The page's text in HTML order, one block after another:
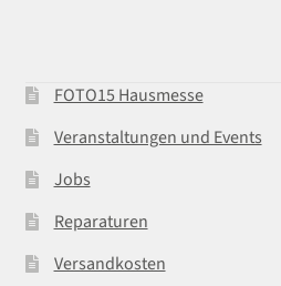
FOTO15 Hausmesse
Veranstaltungen und Events
Jobs
Reparaturen
Versandkosten